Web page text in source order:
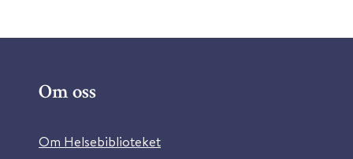
Om oss
Om Helsebiblioteket